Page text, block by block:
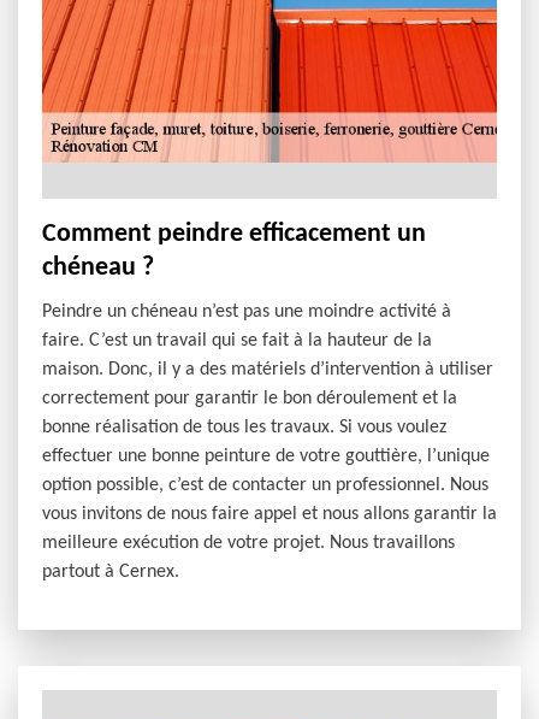
Comment peindre efficacement un
chéneau ?
Peindre un chéneau n’est pas une moindre activité à
faire. C’est un travail qui se fait à la hauteur de la
maison. Donc, il y a des matériels d’intervention à utiliser
correctement pour garantir le bon déroulement et la
bonne réalisation de tous les travaux. Si vous voulez
effectuer une bonne peinture de votre gouttière, l’unique
option possible, c’est de contacter un professionnel. Nous
vous invitons de nous faire appel et nous allons garantir la
meilleure exécution de votre projet. Nous travaillons
partout à Cernex.